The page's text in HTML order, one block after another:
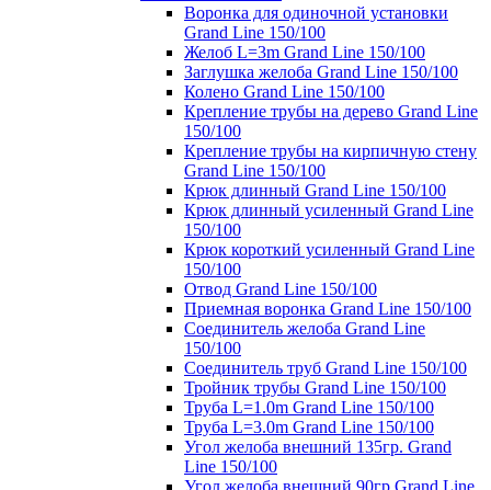
Воронка для одиночной установки
Grand Line 150/100
Желоб L=3m Grand Line 150/100
Заглушка желоба Grand Line 150/100
Колено Grand Line 150/100
Крепление трубы на дерево Grand Line
150/100
Крепление трубы на кирпичную стену
Grand Line 150/100
Крюк длинный Grand Line 150/100
Крюк длинный усиленный Grand Line
150/100
Крюк короткий усиленный Grand Line
150/100
Отвод Grand Line 150/100
Приемная воронка Grand Line 150/100
Соединитель желоба Grand Line
150/100
Соединитель труб Grand Line 150/100
Тройник трубы Grand Line 150/100
Труба L=1.0m Grand Line 150/100
Труба L=3.0m Grand Line 150/100
Угол желоба внешний 135гр. Grand
Line 150/100
Угол желоба внешний 90гр Grand Line